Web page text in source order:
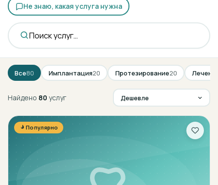
Не знаю, какая услуга нужна
Все80 Имплантация20 Протезирование20
Найдено 80 услуг Дешевле
Популярно